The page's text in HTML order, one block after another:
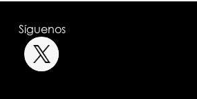
Síguenos